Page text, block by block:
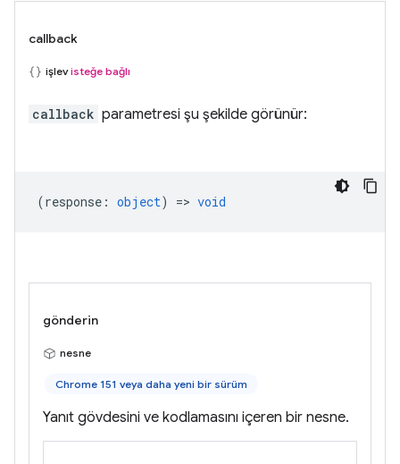
callback
işlevisteğe bağlı
callback parametresi şu şekilde görünür:
(response : object) => void
gönderin
nesne
Chrome 151 veya daha yeni bir sürüm
Yanıt gövdesini ve kodlamasını içeren bir nesne.